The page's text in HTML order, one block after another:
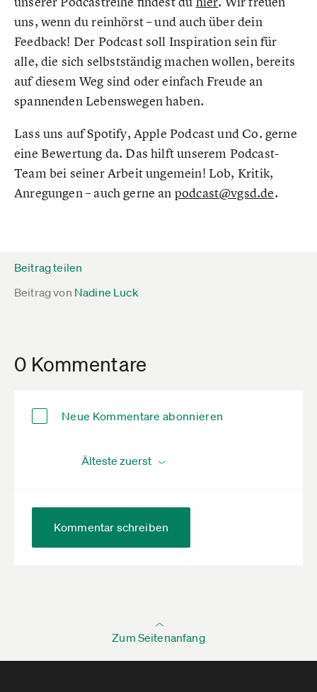
uns, wenn du reinhörst – und auch über dein
Feedback! Der Podcast soll Inspiration sein für
alle, die sich selbstständig machen wollen, bereits
auf diesem Weg sind oder einfach Freude an
spannenden Lebenswegen haben.
Lass uns auf Spotify, Apple Podcast und Co. gerne
eine Bewertung da. Das hilft unserem Podcast-
Team bei seiner Arbeit ungemein! Lob, Kritik,
Anregungen – auch gerne an podcast@vgsd.de.
Beitrag teilen
Beitrag von Nadine Luck
0 Kommentare
Neue Kommentare abonnieren
Kommentar schreiben
Zum Seitenanfang